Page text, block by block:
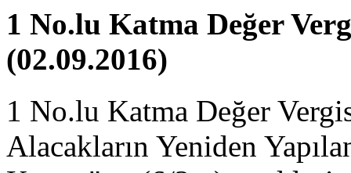
1 No.lu Katma Değer
(02.09.2016)
1 No.lu Katma Değer
Alacakların Yeniden